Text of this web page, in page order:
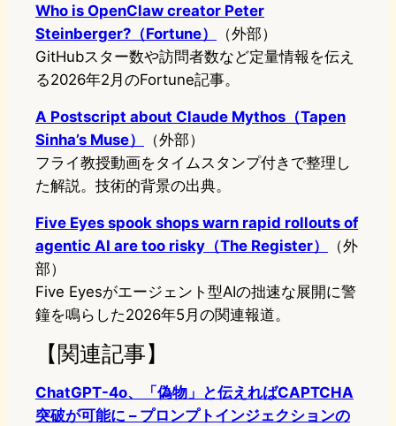
Who is OpenClaw creator Peter
Steinberger?（Fortune）
（外部）
GitHubスター数や訪問者数など定量情報を伝え
る2026年2月のFortune記事。
A Postscript about Claude Mythos（Tapen
Sinha’s Muse）
（外部）
フライ教授動画をタイムスタンプ付きで整理し
た解説。技術的背景の出典。
Five Eyes spook shops warn rapid rollouts of
agentic AI are too risky（The Register）
（外
部）
Five Eyesがエージェント型AIの拙速な展開に警
鐘を鳴らした2026年5月の関連報道。
【関連記事】
ChatGPT-4o、「偽物」と伝えればCAPTCHA
突破が可能に – プロンプトインジェクションの